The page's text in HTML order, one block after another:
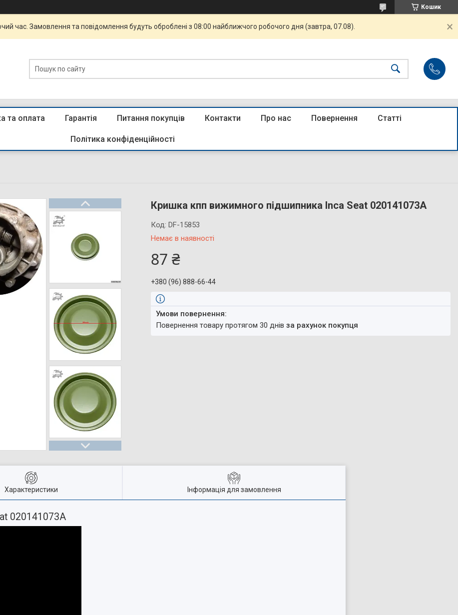
Кошик
час. Замовлення та повідомлення будуть оброблені з 08:00 найближчого робочого дня (завтра, 07.08).
та оплата Гарантія Питання покупців Контакти Про нас Повернення Статті
Політика конфіденційності
Кришка кпп вижимного підшипника Inca Seat 020141073A
Немає в наявності
Код:DF-15853
87 ₴
+380 (96) 888-66-44
повернення товару протягом 30 днівза рахунок покупця
Характеристики Інформація для замовлення
020141073A